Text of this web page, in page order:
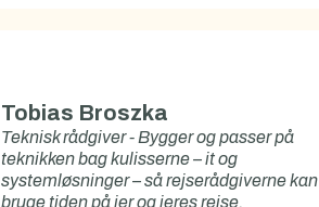
Tobias Broszka
Teknisk rådgiver - Bygger og passer på
teknikken bag kulisserne – it og
systemløsninger – så rejserådgiverne kan
bruge tiden på jer og jeres rejse.